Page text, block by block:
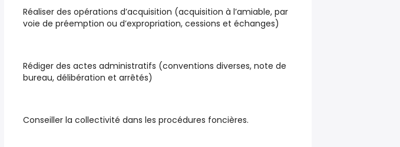
Réaliser des opérations d’acquisition (acquisition à l’amiable, par
voie de préemption ou d’expropriation, cessions et échanges)
Rédiger des actes administratifs (conventions diverses, note de
bureau, délibération et arrêtés)
Conseiller la collectivité dans les procédures foncières.